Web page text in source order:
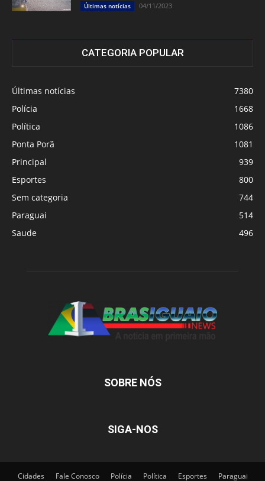
Últimas notícias 04/11/2023
CATEGORIA POPULAR
Últimas notícias
7380
Polícia
1668
Política
1086
Ponta Porã
1081
Principal
939
Esportes
800
Sem categoria
744
Paraguai
514
Saude
496
SOBRE NÓS
SIGA-NOS
Cidades Fale Conosco Polícia Política Esportes Paraguai